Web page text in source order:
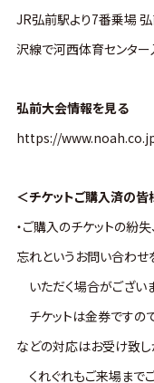
JR弘前駅より7番乗場 弘
沢線で河西体育センタ
弘前大会情報を見る
https://
＜チケットご購入済の
・ご購入のチケットの紛
忘れというお問い合わせ
いただく場合がございま
チケットは金券ですの
などの対応はお受け致し
くれぐれもご来場まで